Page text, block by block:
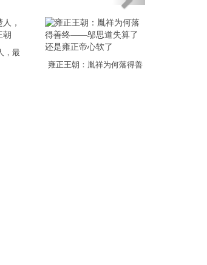
，最
雍正王朝：胤祥为何落得善